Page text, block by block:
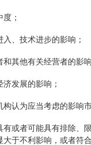
；
、技术进步的影响；
其他有关经营者的影
发展的影响；
认为应当考虑的影响
者可能具有排除、限
于不利影响，或者符